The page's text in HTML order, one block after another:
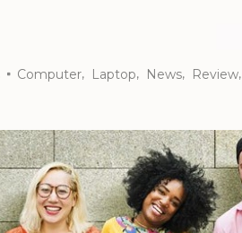
Computer, Laptop, News, Review,